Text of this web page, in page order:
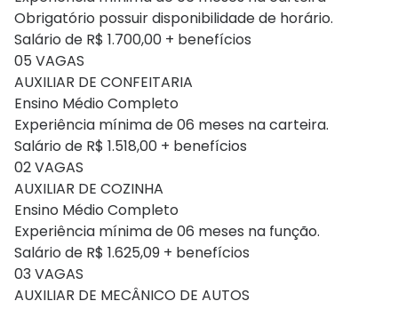
Obrigatório possuir disponibilidade de horário.
Salário de R$ 1.700,00 + benefícios
05 VAGAS
AUXILIAR DE CONFEITARIA
Ensino Médio Completo
Experiência mínima de 06 meses na carteira.
Salário de R$ 1.518,00 + benefícios
02 VAGAS
AUXILIAR DE COZINHA
Ensino Médio Completo
Experiência mínima de 06 meses na função.
Salário de R$ 1.625,09 + benefícios
03 VAGAS
AUXILIAR DE MECÂNICO DE AUTOS